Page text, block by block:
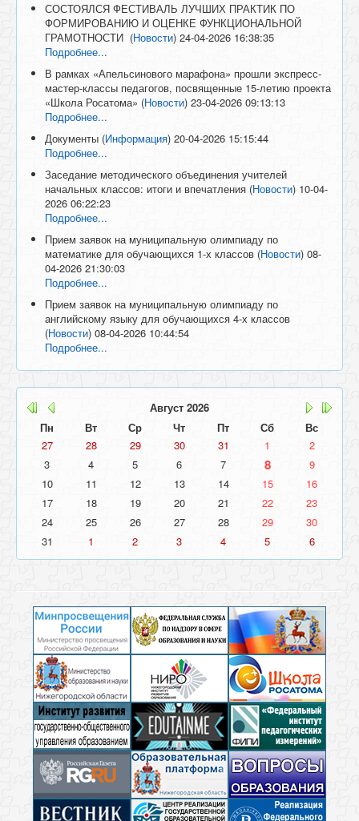
СОСТОЯЛСЯ ФЕСТИВАЛЬ ЛУЧШИХ ПРАКТИК ПО
ФОРМИРОВАНИЮ И ОЦЕНКЕ ФУНКЦИОНАЛЬНОЙ
ГРАМОТНОСТИ (Новости) 24-04-2026 16:38:35
Подробнее...
В рамках «Апельсинового марафона» прошли экспресс-
мастер-классы педагогов, посвященные 15-летию проекта
«Школа Росатома» (Новости) 23-04-2026 09:13:13
Подробнее...
Документы (Информация) 20-04-2026 15:15:44
Подробнее...
Заседание методического объединения учителей
начальных классов: итоги и впечатления (Новости) 10-04-
2026 06:22:23
Подробнее...
Прием заявок на муниципальную олимпиаду по
математике для обучающихся 1-х классов (Новости) 08-
04-2026 21:30:03
Подробнее...
Прием заявок на муниципальную олимпиаду по
английскому языку для обучающихся 4-х классов
(Новости) 08-04-2026 10:44:54
Подробнее...
Август 2026
Пн
Вт Ср Чт Пт Сб
Вс
27
28 29 30 31 1
2
3
4 5 6 7 8
9
10
11 12 13 14 15
16
17
18 19 20 21 22
23
24
25 26 27 28 29
30
31
1 2 3 4 5 6